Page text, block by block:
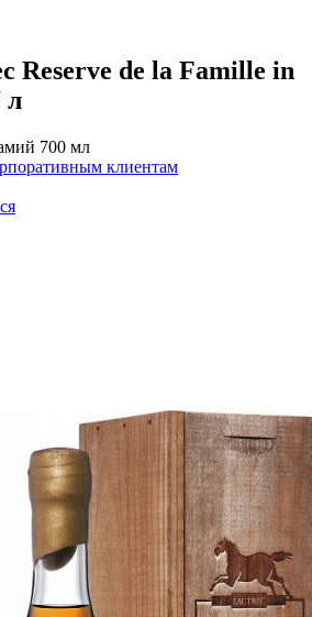
Reserve de la Famille in
л
700 мл
клиентам